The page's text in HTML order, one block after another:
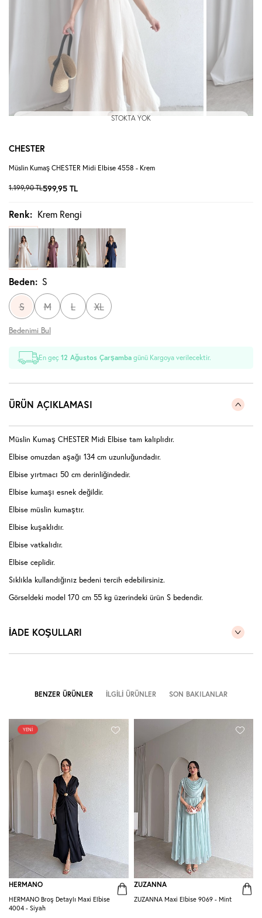
STOKTA YOK
CHESTER
Müslin Kumaş CHESTER Midi Elbise 4558 - Krem
1.199,90TL599,95 TL
Renk: Krem Rengi
Beden: S
S M L XL
Bedenimi Bul
En geç12 Ağustos Çarşamba günü Kargoya verilecektir.
ÜRÜN AÇIKLAMASI
Müslin Kumaş CHESTER Midi Elbise tam kalıplıdır.
Elbise omuzdan aşağı 134 cm uzunluğundadır.
Elbise yırtmacı 50 cm derinliğindedir.
Elbise kumaşı esnek değildir.
Elbise müslin kumaştır.
Elbise kuşaklıdır.
Elbise vatkalıdır.
Elbise ceplidir.
Sıklıkla kullandığınız bedeni tercih edebilirsiniz.
Görseldeki model 170 cm 55 kg üzerindeki ürün S bedendir.
İADE KOŞULLARI
BENZER ÜRÜNLER İLGILI ÜRÜNLER SON BAKILANLAR
YENI
HERMANO
HERMANO Broş Detaylı Maxi Elbise
4004 - Siyah
ZUZANNA
ZUZANNA Maxi Elbise 9069 - Mint